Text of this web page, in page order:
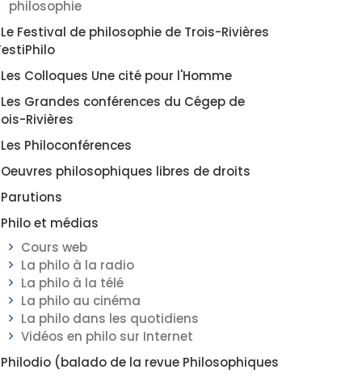
philosophie
Le Festival de philosophie de Trois-Rivières
Les Colloques Une cité pour l'Homme
Les Grandes conférences du Cégep de
Rivières
Les Philoconférences
Oeuvres philosophiques libres de droits
Parutions
Philo et médias
Cours web
La philo à la radio
La philo à la télé
La philo au cinéma
La philo dans les quotidiens
Vidéos en philo sur Internet
Philodio (balado de la revue Philosophiques